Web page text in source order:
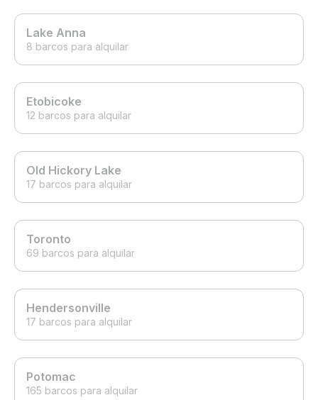
Lake Anna
8 barcos para alquilar
Etobicoke
12 barcos para alquilar
Old Hickory Lake
17 barcos para alquilar
Toronto
69 barcos para alquilar
Hendersonville
17 barcos para alquilar
Potomac
165 barcos para alquilar